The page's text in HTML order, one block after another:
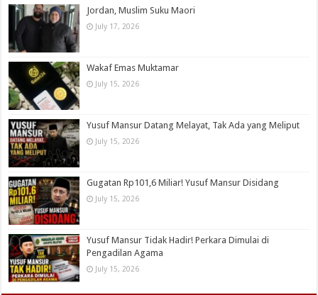
Jordan, Muslim Suku Maori
July 17, 2026
Wakaf Emas Muktamar
July 15, 2026
Yusuf Mansur Datang Melayat, Tak Ada yang Meliput
July 15, 2026
Gugatan Rp101,6 Miliar! Yusuf Mansur Disidang
July 15, 2026
Yusuf Mansur Tidak Hadir! Perkara Dimulai di
Pengadilan Agama
July 15, 2026